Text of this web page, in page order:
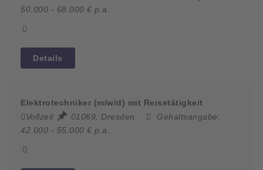
50.000 - 68.000 € p.a.
Details
Elektrotechniker (m/w/d) mit Reisetätigkeit
Vollzeit
01069, Dresden
Gehaltsangabe:
42.000 - 55.000 € p.a.